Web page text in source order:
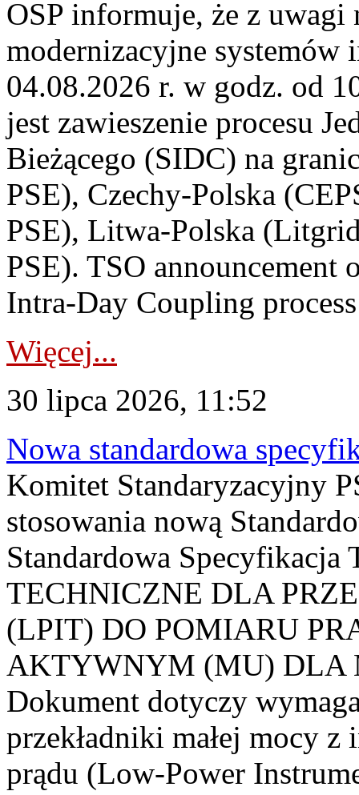
OSP informuje, że z uwagi
modernizacyjne
04.08.2026 r. w godz. od
jest zawieszenie procesu
Bieżącego (SIDC) na
PSE), Czechy-Polska
PSE), Litwa-Polska
PSE). TSO announcement
Intra-Day Coupling
Więcej...
30 lipca 2026, 11:52
Nowa standardowa
Komitet Standaryzacyjny
stosowania nową
Standardowa
TECHNICZNE DLA
(LPIT) DO POMIARU
AKTYWNYM (MU) DLA
Dokument dotyczy
przekładniki małej mocy
prądu (Low-Power